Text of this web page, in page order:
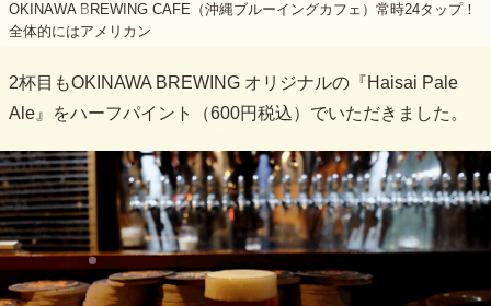
OKINAWA BREWING CAFE（沖縄ブルーイングカフェ）常時24タップ！
全体的にはアメリカン
2杯目もOKINAWA BREWING オリジナルの『Haisai Pale
Ale』をハーフパイント（600円税込）でいただきました。